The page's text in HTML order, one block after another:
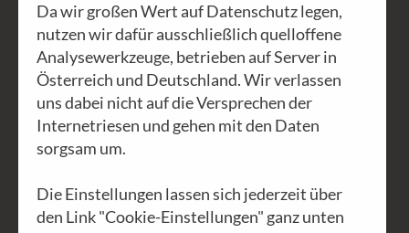
Milchsklavismus im Jahr 2025
Da wir großen Wert auf Datenschutz legen,
nutzen wir dafür ausschließlich quelloffene
Analysewerkzeuge, betrieben auf Server in
Österreich und Deutschland. Wir verlassen
uns dabei nicht auf die Versprechen der
Internetriesen und gehen mit den Daten
sorgsam um.
Die Einstellungen lassen sich jederzeit über
den Link "Cookie-Einstellungen" ganz unten